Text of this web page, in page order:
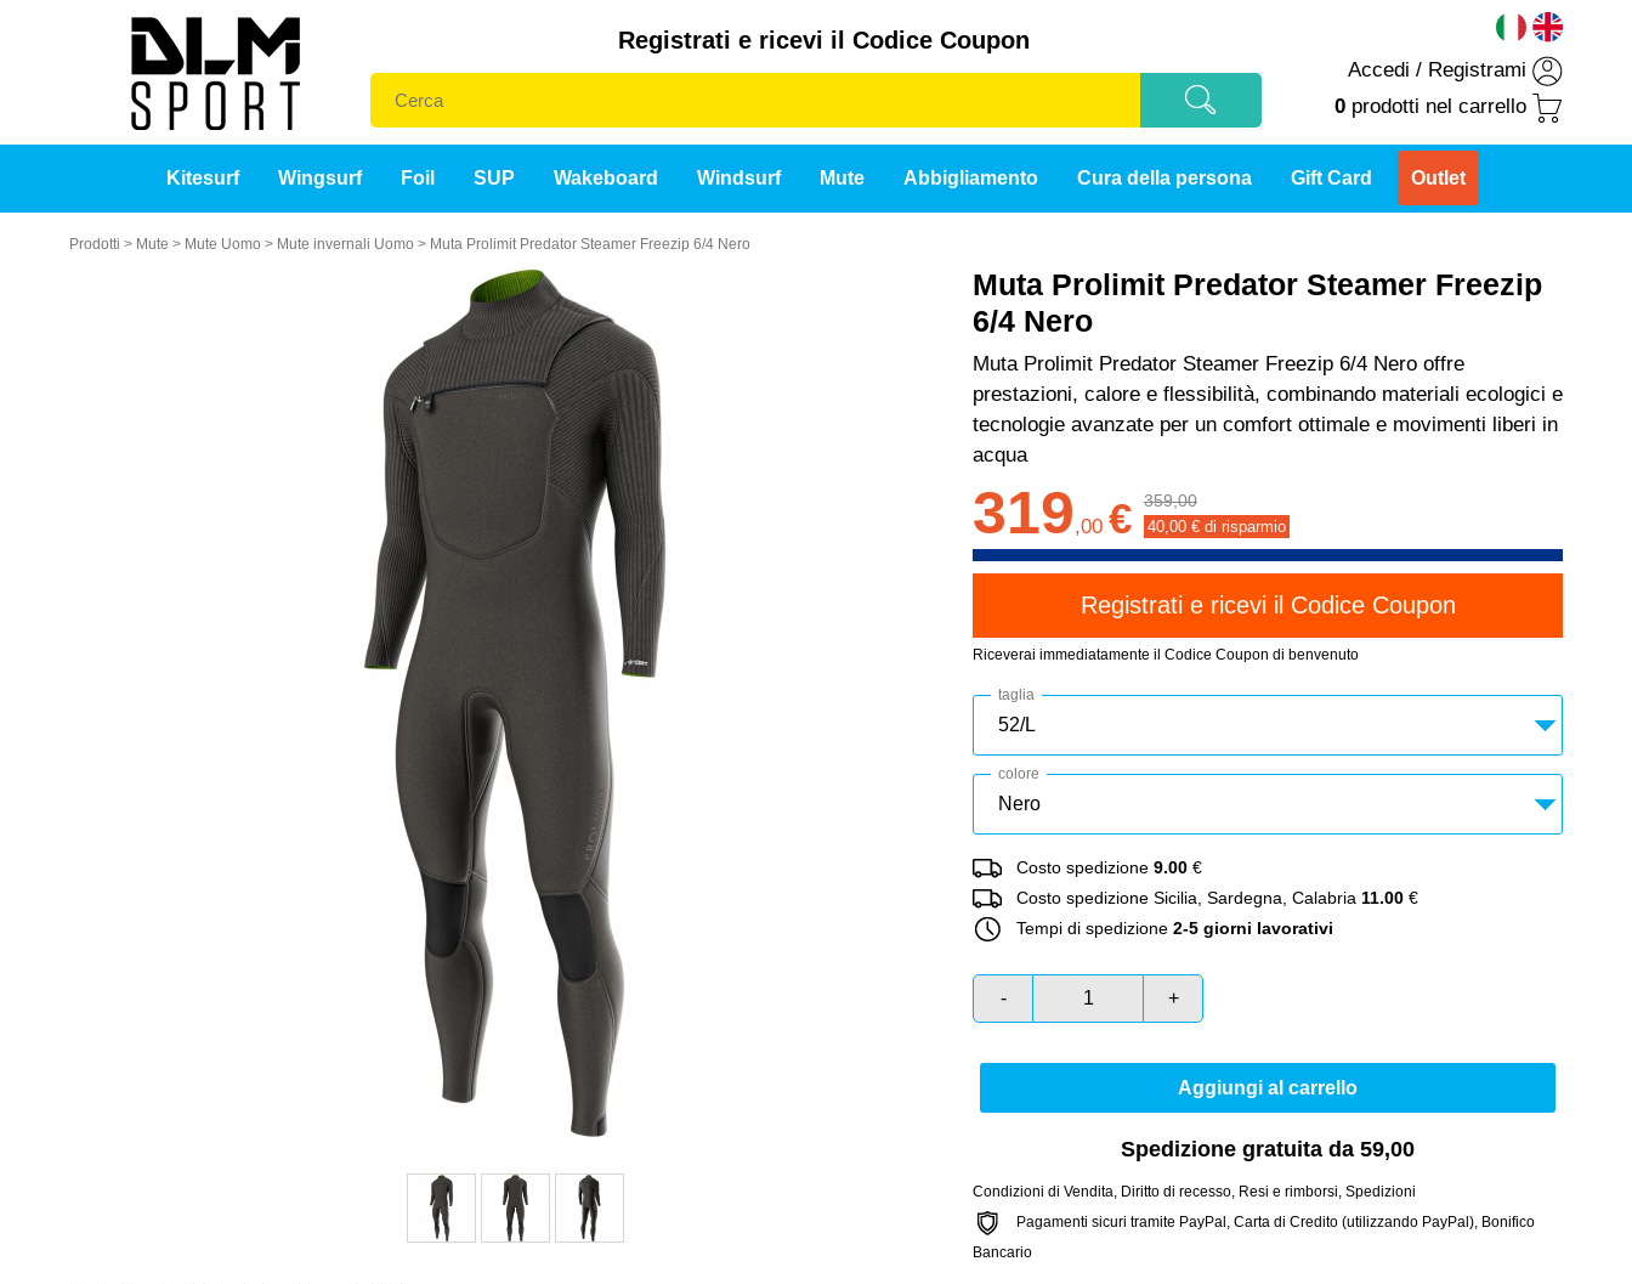
Registrati e ricevi il Codice Coupon
Accedi / Registrami
0 prodotti nel carrello
Kitesurf Wingsurf Foil SUP Wakeboard Windsurf Mute Abbigliamento Cura della persona Gift Card Outlet
Prodotti > Mute > Mute Uomo > Mute invernali Uomo > Muta Prolimit Predator Steamer Freezip 6/4 Nero
Muta Prolimit Predator Steamer Freezip
6/4 Nero
Muta Prolimit Predator Steamer Freezip 6/4 Nero offre
prestazioni, calore e flessibilità, combinando materiali ecologici e
tecnologie avanzate per un comfort ottimale e movimenti liberi in
acqua
319,00 € 359,00
40,00 € di risparmio
Riceverai immediatamente il Codice Coupon di benvenuto
taglia
colore
Costo spedizione 9.00 €
Costo spedizione Sicilia, Sardegna, Calabria 11.00 €
Tempi di spedizione 2-5 giorni lavorativi
- +
Aggiungi al carrello
Spedizione gratuita da 59,00
Condizioni di Vendita, Diritto di recesso, Resi e rimborsi, Spedizioni
Pagamenti sicuri tramite PayPal, Carta di Credito (utilizzando PayPal), Bonifico
Bancario